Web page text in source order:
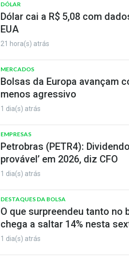
DÓLAR
Dólar cai a R$ 5,08 com
EUA
21 hora(s) atrás
MERCADOS
Bolsas da Europa avançam
menos agressivo
1 dia(s) atrás
EMPRESAS
Petrobras (PETR4):
provável’ em 2026, diz CFO
1 dia(s) atrás
DESTAQUES DA BOLSA
O que surpreendeu tanto no
chega a saltar 14% nesta
1 dia(s) atrás